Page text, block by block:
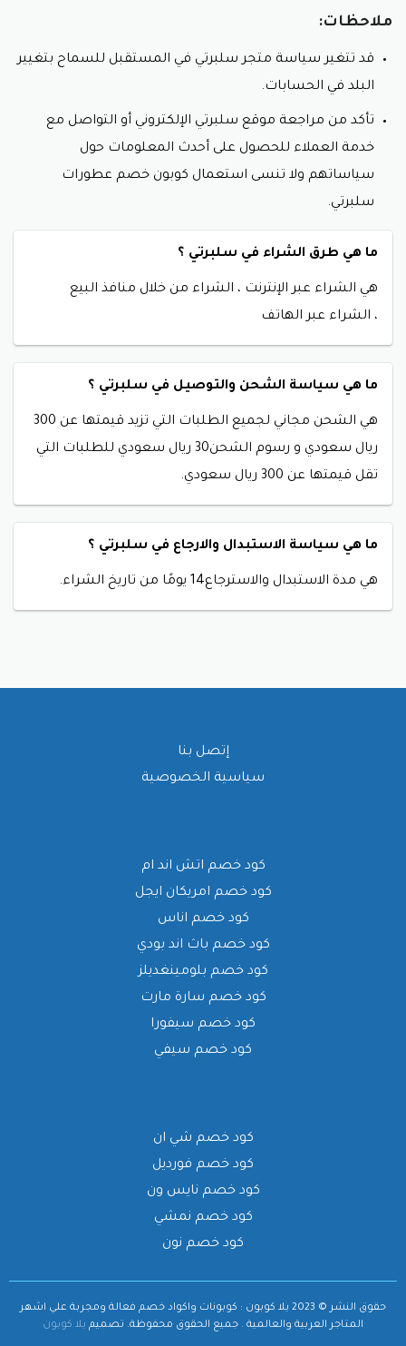
ملاحظات:
قد تتغير سياسة متجر سلبرتي في المستقبل للسماح بتغيير
البلد في الحسابات.
تأكد من مراجعة موقع سلبرتي الإلكتروني أو التواصل مع
خدمة العملاء للحصول على أحدث المعلومات حول
سياساتهم ولا تنسى استعمال كوبون خصم عطورات
سلبرتي.
ما هي طرق الشراء في سلبرتي ؟
هي الشراء عبر الإنترنت ، الشراء من خلال منافذ البيع
، الشراء عبر الهاتف
ما هي سياسة الشحن والتوصيل في سلبرتي ؟
هي الشحن مجاني
لجميع الطلبات التي تزيد قيمتها عن 300
ريال سعودي و رسوم الشحن
30 ريال سعودي للطلبات التي
تقل قيمتها عن 300 ريال سعودي.
ما هي سياسة الاستبدال والارجاع في سلبرتي ؟
هي مدة الاستبدال والاسترجاع14 يومًا من تاريخ الشراء.
إتصل بنا
سياسية الخصوصية
كود خصم اتش اند ام
كود خصم امريكان ايجل
كود خصم اناس
كود خصم باث اند بودي
كود خصم بلومينغديلز
كود خصم سارة مارت
كود خصم سيفورا
كود خصم سيفي
كود خصم شي ان
كود خصم فورديل
كود خصم نايس ون
كود خصم نمشي
كود خصم نون
حقوق النشر © 2023 يلا كوبون : كوبونات واكواد خصم فعالة ومجربة علي اشهر
المتاجر العربية والعالمية . جميع الحقوق محفوظة. تصميم يلا كوبون